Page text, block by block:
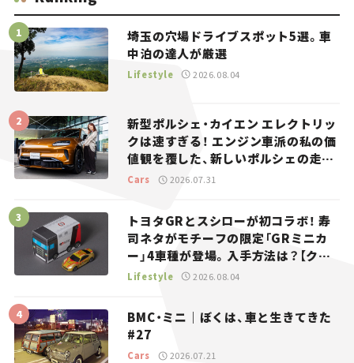
埼玉の穴場ドライブスポット5選。車
中泊の達人が厳選
Lifestyle 2026.08.04
新型ポルシェ・カイエン エレクトリッ
クは速すぎる！ エンジン車派の私の価
値観を覆した、新しいポルシェの走
り。
Cars 2026.07.31
トヨタGRとスシローが初コラボ！ 寿
司ネタがモチーフの限定「GRミニカ
ー」4車種が登場。入手方法は？【クル
マとホビー】
Lifestyle 2026.08.04
BMC・ミニ｜ぼくは、車と生きてきた
#27
Cars 2026.07.21